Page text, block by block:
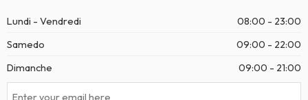
Lundi - Vendredi
08:00 - 23:00
Samedo
09:00 - 22:00
Dimanche
09:00 - 21:00